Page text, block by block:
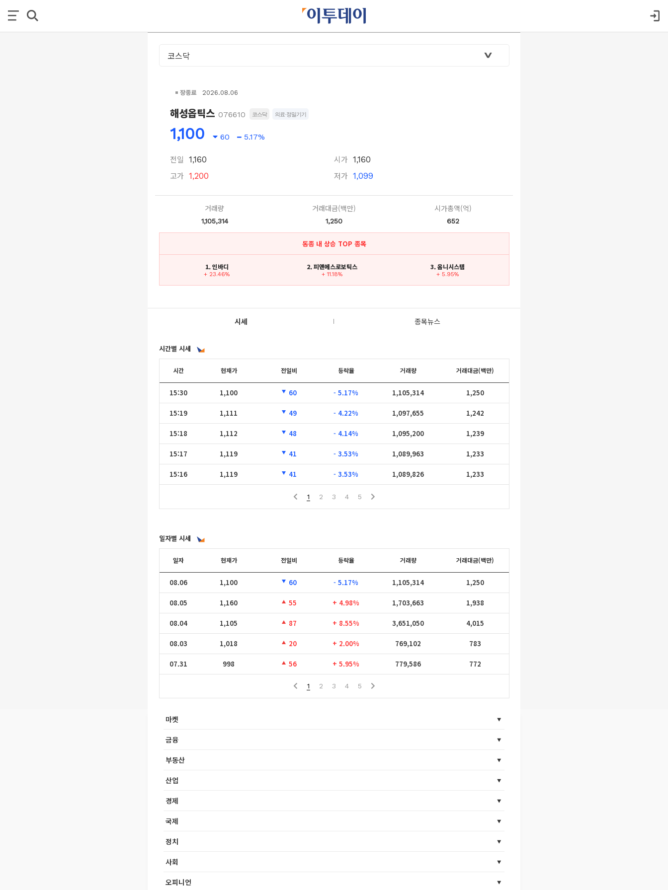
장종료 2026.08.06
해성옵틱스 076610 코스닥 의료·정밀기기
1,100 60 5.17%
전일 1,160
고가 1,200
시가 1,160
저가 1,099
거래량
1,105,314
거래대금(백만)
1,250
시가총액(억)
652
동종 내 상승 TOP 종목
1. 인바디
+ 23.46%
2. 피앤에스로보틱스
+ 11.18%
3. 옴니시스템
+ 5.95%
시세 종목뉴스
시간별 시세
시간 현재가 전일비 등락율 거래량 거래대금(백만)
15:30 1,100 60 - 5.17% 1,105,314 1,250
15:19 1,111 49 - 4.22% 1,097,655 1,242
15:18 1,112 48 - 4.14% 1,095,200 1,239
15:17 1,119 41 - 3.53% 1,089,963 1,233
15:16 1,119 41 - 3.53% 1,089,826 1,233
1 2 3 4 5
일자별 시세
일자 현재가 전일비 등락율 거래량 거래대금(백만)
08.06 1,100 60 - 5.17% 1,105,314 1,250
08.05 1,160 55 + 4.98% 1,703,663 1,938
08.04 1,105 87 + 8.55% 3,651,050 4,015
08.03 1,018 20 + 2.00% 769,102 783
07.31 998 56 + 5.95% 779,586 772
1 2 3 4 5
마켓
금융
부동산
산업
경제
국제
정치
사회
오피니언